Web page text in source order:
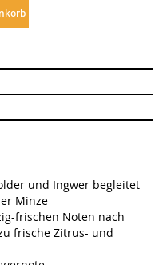
und Ingwer begleitet
Minze
frischen Noten nach
frische Zitrus- und